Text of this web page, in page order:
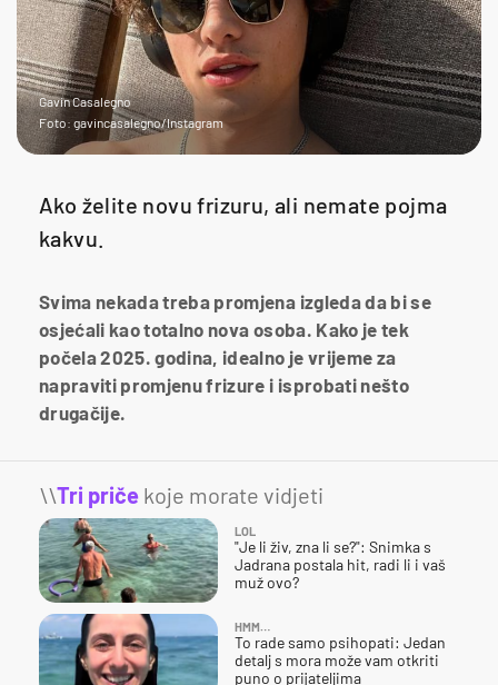
Gavin Casalegno
Foto: gavincasalegno/Instagram
Ako želite novu frizuru, ali nemate pojma
kakvu.
Svima nekada treba promjena izgleda da bi se
osjećali kao totalno nova osoba. Kako je tek
počela 2025. godina, idealno je vrijeme za
napraviti promjenu frizure i isprobati nešto
drugačije.
\\Tri priče koje morate vidjeti
LOL
"Je li živ, zna li se?": Snimka s
Jadrana postala hit, radi li i vaš
muž ovo?
HMM…
To rade samo psihopati: Jedan
detalj s mora može vam otkriti
puno o prijateljima